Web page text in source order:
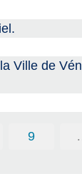
Ville de
9